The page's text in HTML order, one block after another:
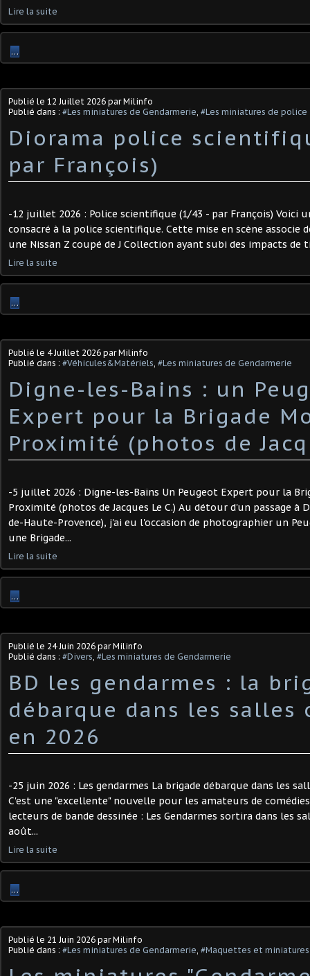
Lire la suite
…
Publié le 12 Juillet 2026 par Milinfo
Publié dans : #Les miniatures de Gendarmerie, #Les miniatures de police
Diorama police
par François)
-12 juillet 2026 : Police scientifique (1/43 - par François) Voici
consacré à la police scientifique. Cette mise en scène associe
une Nissan Z coupé de J Collection ayant subi des impacts de
Lire la suite
…
Publié le 4 Juillet 2026 par Milinfo
Publié dans : #Véhicules&Matériels, #Les miniatures de Gendarmerie
Digne-les-Bains : un
Expert pour la Brigade
Proximité (photos de
-5 juillet 2026 : Digne-les-Bains Un Peugeot Expert pour la
Proximité (photos de Jacques Le C.) Au détour d'un passage à
de-Haute-Provence), j'ai eu l'occasion de photographier un
une Brigade...
Lire la suite
…
Publié le 24 Juin 2026 par Milinfo
Publié dans : #Divers, #Les miniatures de Gendarmerie
BD les gendarmes : la
débarque dans les salles
en 2026
-25 juin 2026 : Les gendarmes La brigade débarque dans les
C'est une "excellente" nouvelle pour les amateurs de
lecteurs de bande dessinée : Les Gendarmes sortira dans les
août...
Lire la suite
…
Publié le 21 Juin 2026 par Milinfo
Publié dans : #Les miniatures de Gendarmerie, #Maquettes et